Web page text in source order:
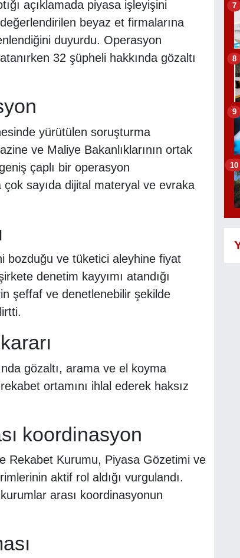
açıklamada piyasa işleyişini
beyaz et firmalarına
duyurdu. Operasyon
32 şüpheli hakkında gözaltı
yürütülen soruşturma
ve Maliye Bakanlıklarının ortak
çaplı bir operasyon
sayıda dijital materyal ve evraka
bozduğu ve tüketici aleyhine fiyat
denetim kayyımı atandığı
şeffaf ve denetlenebilir şekilde
gözaltı, arama ve el koyma
ortamını ihlal ederek haksız
koordinasyon
Rekabet Kurumu, Piyasa Gözetimi ve
aktif rol aldığı vurgulandı.
arası koordinasyonun
7
8
9
10